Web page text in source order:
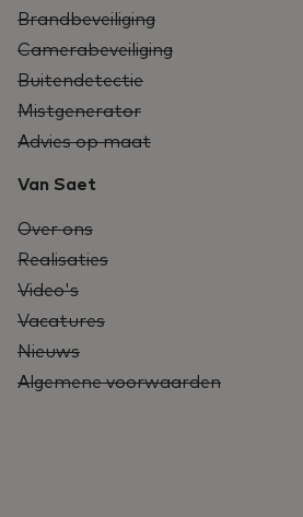
Brandbeveiliging
Camerabeveiliging
Buitendetectie
Mistgenerator
Advies op maat
Van Saet
Over ons
Realisaties
Video's
Vacatures
Nieuws
Algemene voorwaarden